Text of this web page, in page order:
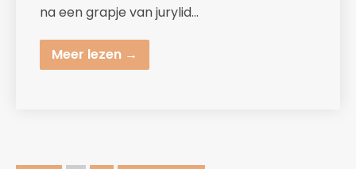
na een grapje van jurylid…
Meer lezen →